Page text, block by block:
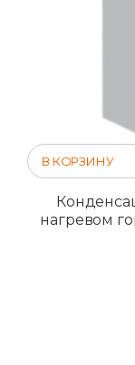
В КОРЗИНУ
нагревом